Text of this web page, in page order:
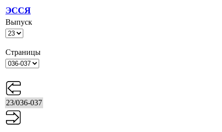
ЭССЯ
Выпуск
Страницы
23/036-037